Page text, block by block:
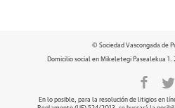
© Sociedad Vascongada de
Domicilio social en Mikeletegi Pasealekua
En lo posible, para la resolución de litigios en